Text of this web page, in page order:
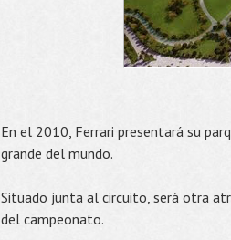
En el 2010, Ferrari presentará su
grande del mundo.
Situado junta al circuito, será otra
del campeonato.